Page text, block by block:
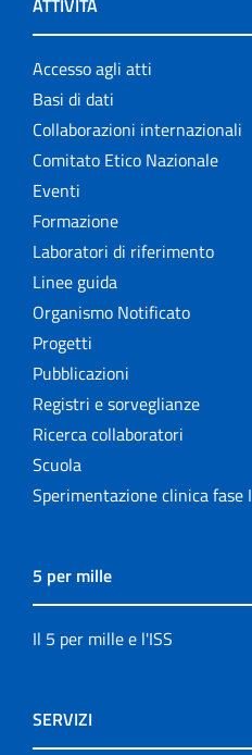
Accesso agli atti
Basi di dati
Collaborazioni internazionali
Comitato Etico Nazionale
Eventi
Formazione
Laboratori di riferimento
Linee guida
Organismo Notificato
Progetti
Pubblicazioni
Registri e sorveglianze
Ricerca collaboratori
Scuola
Sperimentazione clinica fase I
5 per mille
Il 5 per mille e l'ISS
SERVIZI